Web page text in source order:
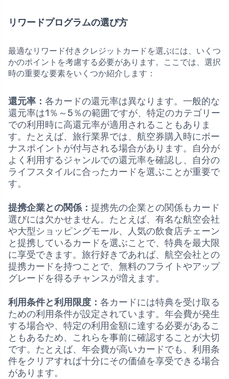
リワードプログラムの選び方
最適なリワード付きクレジットカードを選ぶには、いくつ
かのポイントを考慮する必要があります。ここでは、選択
時の重要な要素をいくつか紹介します：
還元率： 各カードの還元率は異なります。一般的な
還元率は1％～5％の範囲ですが、特定のカテゴリー
での利用時に高還元率が適用されることもありま
す。たとえば、旅行業界では、航空券購入時にボー
ナスポイントが付与される場合があります。自分が
よく利用するジャンルでの還元率を確認し、自分の
ライフスタイルに合ったカードを選ぶことが重要で
す。
提携企業との関係： 提携先の企業との関係もカード
選びには欠かせません。たとえば、有名な航空会社
や大型ショッピングモール、人気の飲食店チェーン
と提携しているカードを選ぶことで、特典を最大限
に享受できます。旅行好きであれば、航空会社との
提携カードを持つことで、無料のフライトやアップ
グレードを得るチャンスが増えます。
利用条件と利用限度： 各カードには特典を受け取る
ための利用条件が設定されています。年会費が発生
する場合や、特定の利用金額に達する必要があるこ
ともあるため、これらを事前に確認することが大切
です。たとえば、年会費が高いカードでも、利用条
件をクリアすれば十分にその価値を享受できる場合
があります。